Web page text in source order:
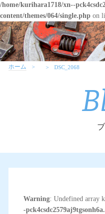
/home/kurihara1718/xn--
content/themes/064/single.php on
ホーム DSC_2068
Warning: Undefined array
-